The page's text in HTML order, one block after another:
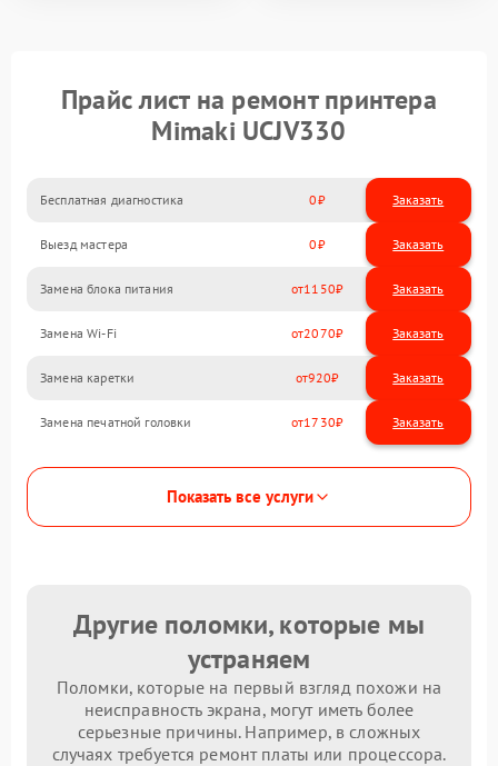
Прайс лист на ремонт принтера
Mimaki UCJV330
Бесплатная диагностика 0 Заказать
Выезд мастера 0 Заказать
Замена блока питания 1150
Замена Wi-Fi 2070
Замена каретки 920
Замена печатной головки 1730
Показать все услуги
Другие поломки, которые мы
устраняем
Поломки, которые на первый взгляд похожи на
неисправность экрана, могут иметь более
серьезные причины. Например, в сложных
случаях требуется ремонт платы или процессора.